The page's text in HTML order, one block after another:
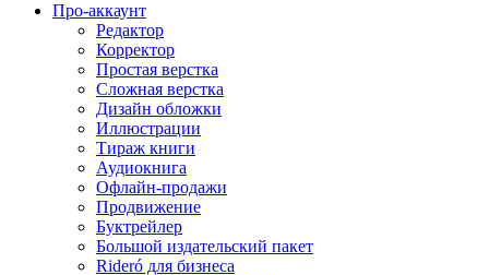
Про-аккаунт
Редактор
Корректор
Простая верстка
Сложная верстка
Дизайн обложки
Иллюстрации
Тираж книги
Аудиокнига
Офлайн-продажи
Продвижение
Буктрейлер
Большой издательский пакет
Rideró для бизнеса